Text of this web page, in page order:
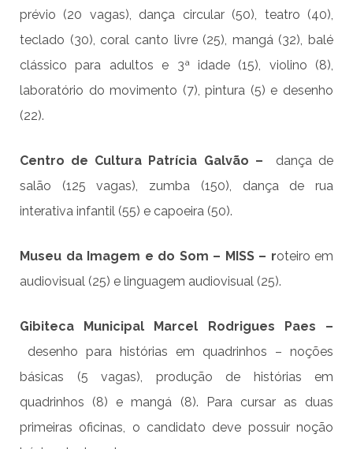
prévio (20 vagas), dança circular (50), teatro (40),
teclado (30), coral canto livre (25), mangá (32), balé
clássico para adultos e 3ª idade (15), violino (8),
laboratório do movimento (7), pintura (5) e desenho
(22).
Centro de Cultura Patrícia Galvão –
dança de
salão (125 vagas), zumba (150), dança de rua
interativa infantil (55) e capoeira (50).
Museu da Imagem e do Som – MISS – roteiro em
audiovisual (25) e linguagem audiovisual (25).
Gibiteca Municipal Marcel Rodrigues Paes –
desenho para histórias em quadrinhos – noções
básicas (5 vagas), produção de histórias em
quadrinhos (8) e mangá (8). Para cursar as duas
primeiras oficinas, o candidato deve possuir noção